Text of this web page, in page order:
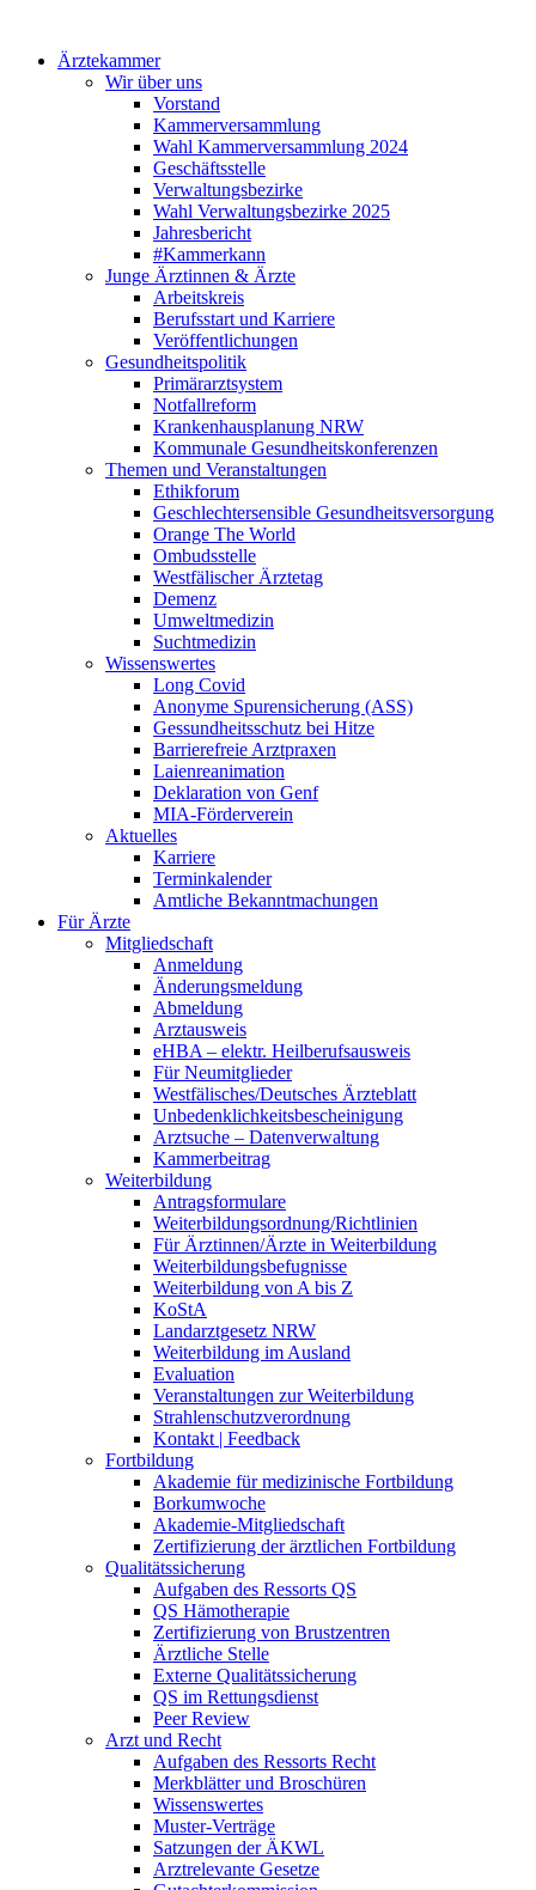
Ärztekammer
Wir über uns
Vorstand
Kammerversammlung
Wahl Kammerversammlung 2024
Geschäftsstelle
Verwaltungsbezirke
Wahl Verwaltungsbezirke 2025
Jahresbericht
#Kammerkann
Junge Ärztinnen & Ärzte
Arbeitskreis
Berufsstart und Karriere
Veröffentlichungen
Gesundheitspolitik
Primärarztsystem
Notfallreform
Krankenhausplanung NRW
Kommunale Gesundheitskonferenzen
Themen und Veranstaltungen
Ethikforum
Geschlechtersensible Gesundheitsversorgung
Orange The World
Ombudsstelle
Westfälischer Ärztetag
Demenz
Umweltmedizin
Suchtmedizin
Wissenswertes
Long Covid
Anonyme Spurensicherung (ASS)
Gessundheitsschutz bei Hitze
Barrierefreie Arztpraxen
Laienreanimation
Deklaration von Genf
MIA-Förderverein
Aktuelles
Karriere
Terminkalender
Amtliche Bekanntmachungen
Für Ärzte
Mitgliedschaft
Anmeldung
Änderungsmeldung
Abmeldung
Arztausweis
eHBA – elektr. Heilberufsausweis
Für Neumitglieder
Westfälisches/Deutsches Ärzteblatt
Unbedenklichkeitsbescheinigung
Arztsuche – Datenverwaltung
Kammerbeitrag
Weiterbildung
Antragsformulare
Weiterbildungsordnung/Richtlinien
Für Ärztinnen/Ärzte in Weiterbildung
Weiterbildungsbefugnisse
Weiterbildung von A bis Z
KoStA
Landarztgesetz NRW
Weiterbildung im Ausland
Evaluation
Veranstaltungen zur Weiterbildung
Strahlenschutzverordnung
Kontakt | Feedback
Fortbildung
Akademie für medizinische Fortbildung
Borkumwoche
Akademie-Mitgliedschaft
Zertifizierung der ärztlichen Fortbildung
Qualitätssicherung
Aufgaben des Ressorts QS
QS Hämotherapie
Zertifizierung von Brustzentren
Ärztliche Stelle
Externe Qualitätssicherung
QS im Rettungsdienst
Peer Review
Arzt und Recht
Aufgaben des Ressorts Recht
Merkblätter und Broschüren
Wissenswertes
Muster-Verträge
Satzungen der ÄKWL
Arztrelevante Gesetze